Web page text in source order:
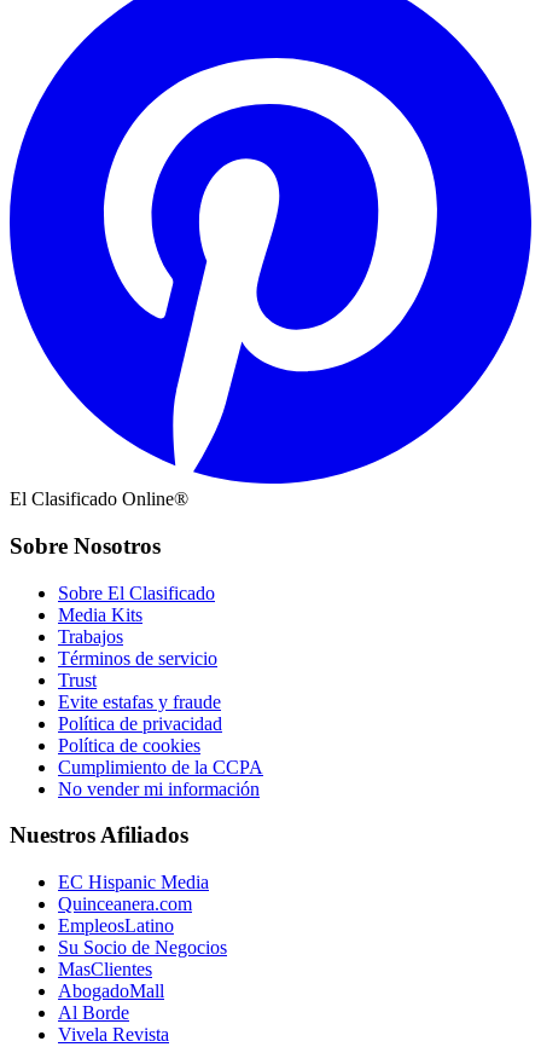
El Clasificado Online®
Sobre Nosotros
Sobre El Clasificado
Media Kits
Trabajos
Términos de servicio
Trust
Evite estafas y fraude
Política de privacidad
Política de cookies
Cumplimiento de la CCPA
No vender mi información
Nuestros Afiliados
EC Hispanic Media
Quinceanera.com
EmpleosLatino
Su Socio de Negocios
MasClientes
AbogadoMall
Al Borde
Vivela Revista